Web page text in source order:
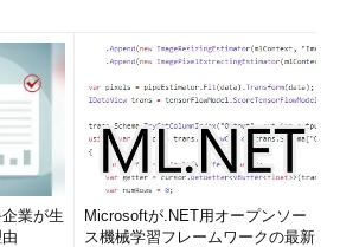
業が生
Microsoftが.NET用オープンソー
ス機械学習フレームワークの最新